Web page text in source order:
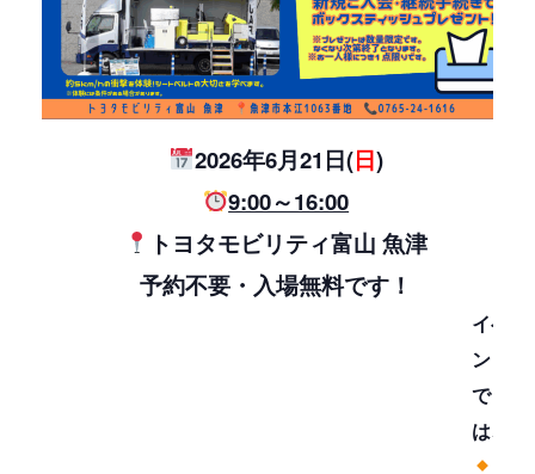
2026年6月21日(日)
9:00～16:00
トヨタモビリティ富山 魚津
予約不要・入場無料です！
イベ
ント
で
は、